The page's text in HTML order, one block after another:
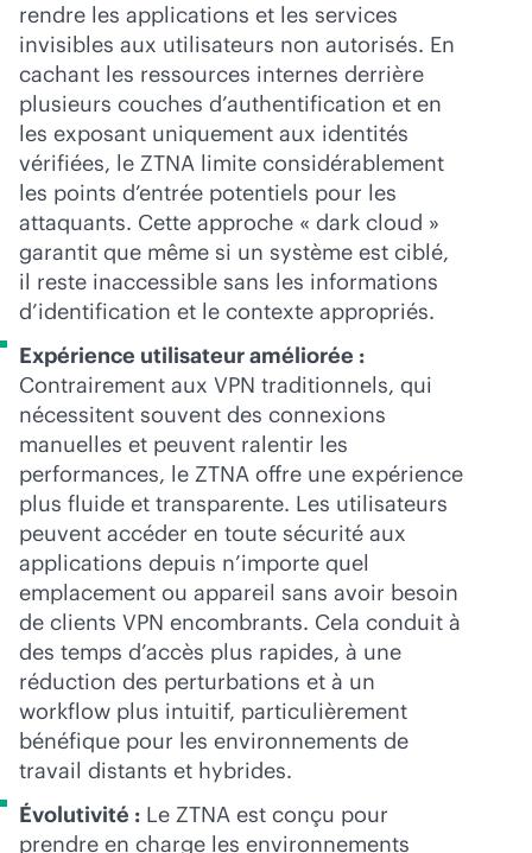
rendre les applications et les services
invisibles aux utilisateurs non autorisés. En
cachant les ressources internes derrière
plusieurs couches d’authentification et en
les exposant uniquement aux identités
vérifiées, le ZTNA limite considérablement
les points d’entrée potentiels pour les
attaquants. Cette approche « dark cloud »
garantit que même si un système est ciblé,
il reste inaccessible sans les informations
d’identification et le contexte appropriés.
Expérience utilisateur améliorée :
Contrairement aux VPN traditionnels, qui
nécessitent souvent des connexions
manuelles et peuvent ralentir les
performances, le ZTNA offre une expérience
plus fluide et transparente. Les utilisateurs
peuvent accéder en toute sécurité aux
applications depuis n’importe quel
emplacement ou appareil sans avoir besoin
de clients VPN encombrants. Cela conduit à
des temps d’accès plus rapides, à une
réduction des perturbations et à un
workflow plus intuitif, particulièrement
bénéfique pour les environnements de
travail distants et hybrides.
Évolutivité : Le ZTNA est conçu pour
prendre en charge les environnements